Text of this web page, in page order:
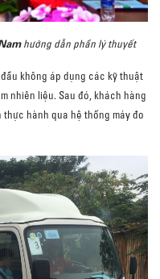
hướng dẫn phần lý thuyết
không áp dụng các kỹ thuật
nhiên liệu. Sau đó, khách hàng
hành qua hệ thống máy đo